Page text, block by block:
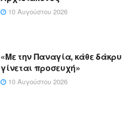
10 Αυγούστου 2026
«Με την Παναγία, κάθε δάκρυ
γίνεται προσευχή»
10 Αυγούστου 2026